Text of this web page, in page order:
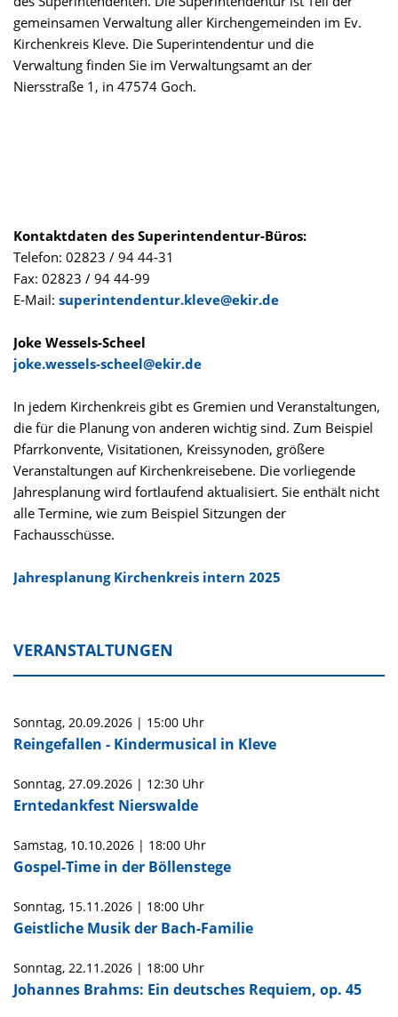
gemeinsamen Verwaltung aller Kirchengemeinden im Ev.
Kirchenkreis Kleve. Die Superintendentur und die
Verwaltung finden Sie im Verwaltungsamt an der
Niersstraße 1, in 47574 Goch.
Kontaktdaten des Superintendentur-Büros:
Telefon: 02823 / 94 44-31
Fax: 02823 / 94 44-99
E-Mail: superintendentur.kleve@ekir.de
Joke Wessels-Scheel
joke.wessels-scheel@ekir.de
In jedem Kirchenkreis gibt es Gremien und Veranstaltungen,
die für die Planung von anderen wichtig sind. Zum Beispiel
Pfarrkonvente, Visitationen, Kreissynoden, größere
Veranstaltungen auf Kirchenkreisebene. Die vorliegende
Jahresplanung wird fortlaufend aktualisiert. Sie enthält nicht
alle Termine, wie zum Beispiel Sitzungen der
Fachausschüsse.
Jahresplanung Kirchenkreis intern 2025
VERANSTALTUNGEN
Sonntag, 20.09.2026 | 15:00 Uhr
Reingefallen - Kindermusical in Kleve
Sonntag, 27.09.2026 | 12:30 Uhr
Erntedankfest Nierswalde
Samstag, 10.10.2026 | 18:00 Uhr
Gospel-Time in der Böllenstege
Sonntag, 15.11.2026 | 18:00 Uhr
Geistliche Musik der Bach-Familie
Sonntag, 22.11.2026 | 18:00 Uhr
Johannes Brahms: Ein deutsches Requiem, op. 45